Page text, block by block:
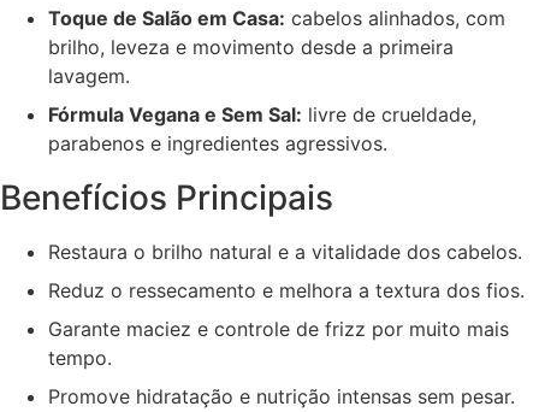
Toque de Salão em Casa: cabelos alinhados, com
brilho, leveza e movimento desde a primeira
lavagem.
Fórmula Vegana e Sem Sal: livre de crueldade,
parabenos e ingredientes agressivos.
Benefícios Principais
Restaura o brilho natural e a vitalidade dos cabelos.
Reduz o ressecamento e melhora a textura dos fios.
Garante maciez e controle de frizz por muito mais
tempo.
Promove hidratação e nutrição intensas sem pesar.